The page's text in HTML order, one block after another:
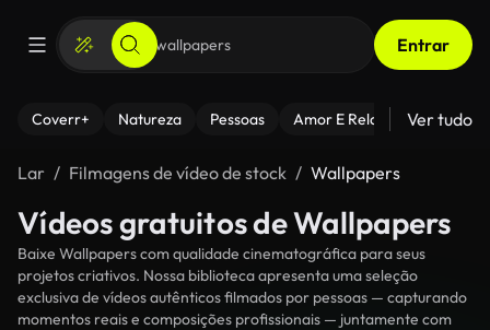
Entrar
Coverr+ Natureza Pessoas Amor E Relacionamentos
Ver tudo
Lar Filmagens de vídeo de stock Wallpapers
Vídeos gratuitos de Wallpapers
Baixe Wallpapers com qualidade cinematográfica para seus
projetos criativos. Nossa biblioteca apresenta uma seleção
exclusiva de vídeos autênticos filmados por pessoas — capturando
momentos reais e composições profissionais — juntamente com